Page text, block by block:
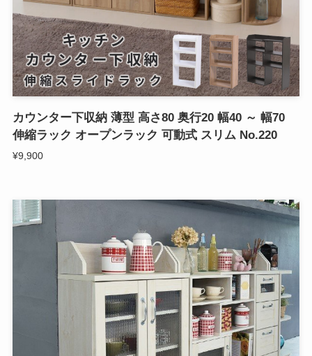
カウンター下収納 薄型 高さ80 奥行20 幅40 ～ 幅70
伸縮ラック オープンラック 可動式 スリム No.220
¥9,900